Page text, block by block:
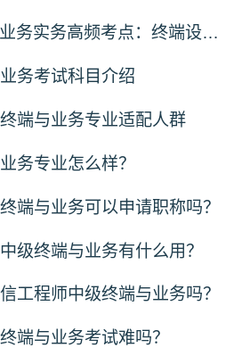
通信中级终端与业务实务高频考点：终端设备故障排查解析
务考试科目介绍
端与业务专业适配人群
务专业怎么样？
端与业务可以申请职称吗？
级终端与业务有什么用？
工程师中级终端与业务吗？
端与业务考试难吗？